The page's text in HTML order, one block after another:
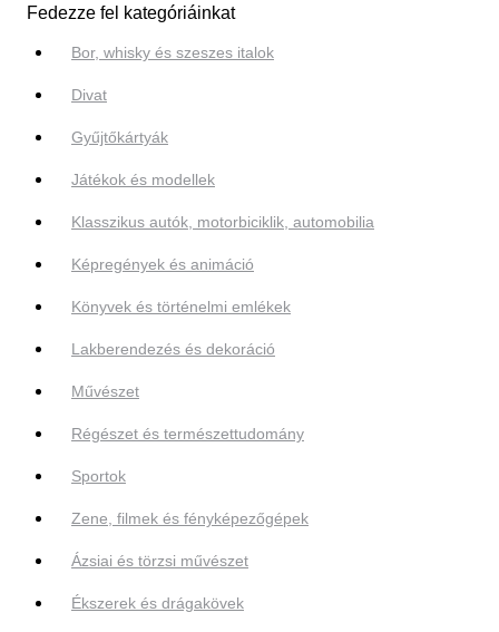
Fedezze fel kategóriáinkat
Bor, whisky és szeszes italok
Divat
Gyűjtőkártyák
Játékok és modellek
Klasszikus autók, motorbiciklik, automobilia
Képregények és animáció
Könyvek és történelmi emlékek
Lakberendezés és dekoráció
Művészet
Régészet és természettudomány
Sportok
Zene, filmek és fényképezőgépek
Ázsiai és törzsi művészet
Ékszerek és drágakövek